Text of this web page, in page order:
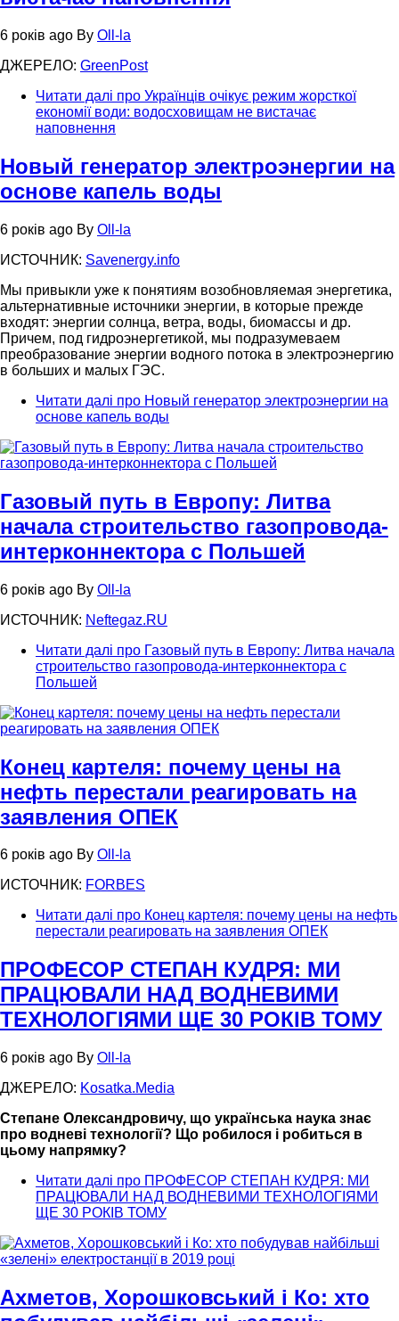
6 років ago By Oll-la
ДЖЕРЕЛО: GreenPost
Читати далі про Українців очікує режим жорсткої
економії води: водосховищам не вистачає
наповнення
Новый генератор электроэнергии на
основе капель воды
6 років ago By Oll-la
ИСТОЧНИК: Savenergy.info
Мы привыкли уже к понятиям возобновляемая энергетика,
альтернативные источники энергии, в которые прежде
входят: энергии солнца, ветра, воды, биомассы и др.
Причем, под гидроэнергетикой, мы подразумеваем
преобразование энергии водного потока в электроэнергию
в больших и малых ГЭС.
Читати далі про Новый генератор электроэнергии на
основе капель воды
Газовый путь в Европу: Литва
начала строительство газопровода-
интерконнектора с Польшей
6 років ago By Oll-la
ИСТОЧНИК: Neftegaz.RU
Читати далі про Газовый путь в Европу: Литва начала
строительство газопровода-интерконнектора с
Польшей
Конец картеля: почему цены на
нефть перестали реагировать на
заявления ОПЕК
6 років ago By Oll-la
ИСТОЧНИК: FORBES
Читати далі про Конец картеля: почему цены на нефть
перестали реагировать на заявления ОПЕК
ПРОФЕСОР СТЕПАН КУДРЯ: МИ
ПРАЦЮВАЛИ НАД ВОДНЕВИМИ
ТЕХНОЛОГІЯМИ ЩЕ 30 РОКІВ ТОМУ
6 років ago By Oll-la
ДЖЕРЕЛО: Kosatka.Media
Степане Олександровичу, що українська наука знає
про водневі технології? Що робилося і робиться в
цьому напрямку?
Читати далі про ПРОФЕСОР СТЕПАН КУДРЯ: МИ
ПРАЦЮВАЛИ НАД ВОДНЕВИМИ ТЕХНОЛОГІЯМИ
ЩЕ 30 РОКІВ ТОМУ
Ахметов, Хорошковський і Ко: хто